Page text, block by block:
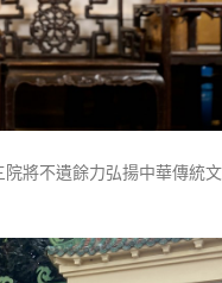
將不遺餘力弘揚中華傳統文